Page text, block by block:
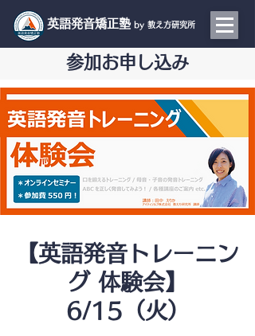
​英語発音矯正塾 by 教え方研究所
参加お申し込み
【英語発音トレーニン
グ 体験会】
6/15（火）